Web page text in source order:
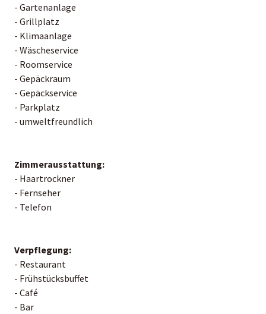
- Gartenanlage
- Grillplatz
- Klimaanlage
- Wäscheservice
- Roomservice
- Gepäckraum
- Gepäckservice
- Parkplatz
- umweltfreundlich
Zimmerausstattung:
- Haartrockner
- Fernseher
- Telefon
Verpflegung:
- Restaurant
- Frühstücksbuffet
- Café
- Bar